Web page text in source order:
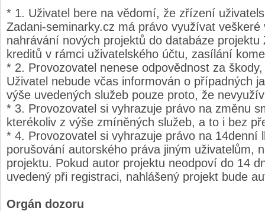
* 1. Uživatel bere na vědomí, že zřízení
Zadani-seminarky.cz má právo využívat
nahrávání nových projektů do databáze
kreditů v rámci uživatelského účtu, zasílání
* 2. Provozovatel nenese odpovědnost za
Uživatel nebude včas informován o případných
výše uvedených služeb pouze proto, že
* 3. Provozovatel si vyhrazuje právo na změnu
kterékoliv z výše zmíněných služeb, a to i bez
* 4. Provozovatel si vyhrazuje právo na 14denní
porušování autorského práva jiným uživatelům,
projektu. Pokud autor projektu neodpoví do 14
uvedený při registraci, nahlášený projekt bude
Orgán dozoru